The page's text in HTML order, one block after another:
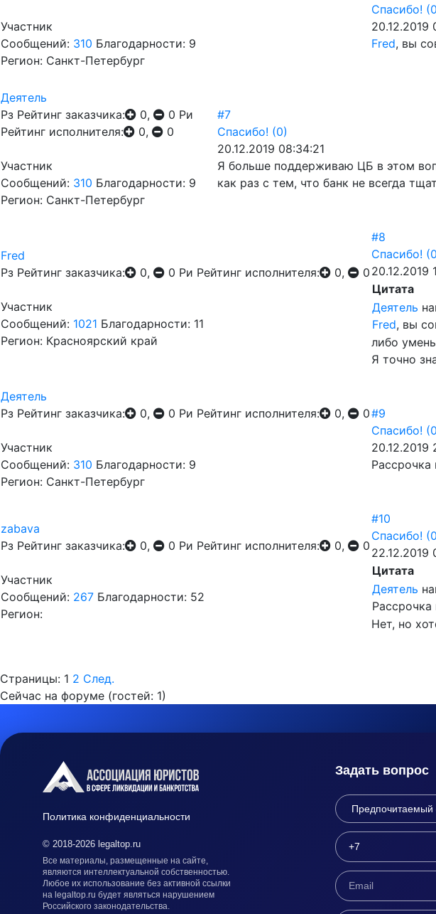
Участник
Сообщений: 310 Благодарности: 9
Регион: Санкт-Петербург
Спасибо!
20.12.2019
Fred, вы
Деятель
Рз Рейтинг заказчика: 0, 0 Ри
Рейтинг исполнителя:
0, 0
Участник
Сообщений: 310 Благодарности: 9
Регион: Санкт-Петербург
#7
Спасибо! (0)
20.12.2019 08:34:21
Я больше поддерживаю ЦБ в этом
как раз с тем, что банк не всегда
Fred
Рз Рейтинг заказчика: 0, 0 Ри Рейтинг исполнителя: 0, 0
Участник
Сообщений: 1021 Благодарности: 11
Регион: Красноярский край
#8
Спасибо!
20.12.2019
Цитата
Деятель
Fred, вы
либо
Я точно
Деятель
Рз Рейтинг заказчика: 0, 0 Ри Рейтинг исполнителя: 0, 0
Участник
Сообщений: 310 Благодарности: 9
Регион: Санкт-Петербург
#9
Спасибо!
20.12.2019
Рассрочка
zabava
Рз Рейтинг заказчика: 0, 0 Ри Рейтинг исполнителя: 0, 0
Участник
Сообщений: 267 Благодарности: 52
Регион:
#10
Спасибо!
22.12.2019
Цитата
Деятель
Нет, но
Страницы: 1 2 След.
Сейчас на форуме (гостей: 1)
Политика конфиденциальности
© 2018-2026 legaltop.ru
Все материалы, размещенные на сайте,
являются интеллектуальной собственностью.
Любое их использование без активной ссылки
на legaltop.ru будет являться нарушением
Российского законодательства.
Задать вопрос